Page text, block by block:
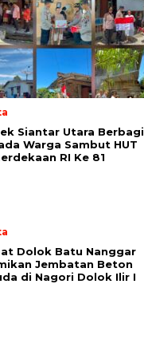
Siantar Utara Berbagi
Warga Sambut HUT
RI Ke 81
Dolok Batu Nanggar
Jembatan Beton
di Nagori Dolok Ilir I